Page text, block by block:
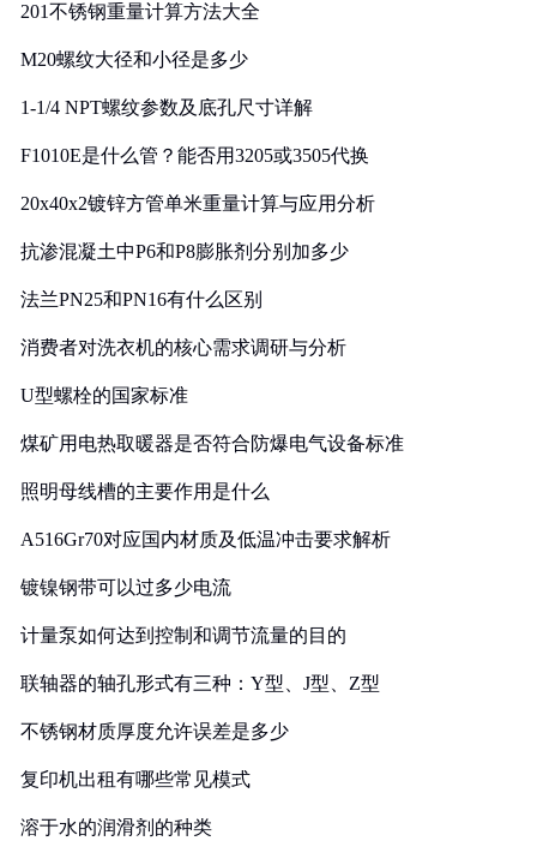
201不锈钢重量计算方法大全
M20螺纹大径和小径是多少
1-1/4 NPT螺纹参数及底孔尺寸详解
F1010E是什么管？能否用3205或3505代换
20x40x2镀锌方管单米重量计算与应用分析
抗渗混凝土中P6和P8膨胀剂分别加多少
法兰PN25和PN16有什么区别
消费者对洗衣机的核心需求调研与分析
U型螺栓的国家标准
煤矿用电热取暖器是否符合防爆电气设备标准
照明母线槽的主要作用是什么
A516Gr70对应国内材质及低温冲击要求解析
镀镍钢带可以过多少电流
计量泵如何达到控制和调节流量的目的
联轴器的轴孔形式有三种：Y型、J型、Z型
不锈钢材质厚度允许误差是多少
复印机出租有哪些常见模式
溶于水的润滑剂的种类